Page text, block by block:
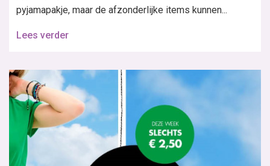
pyjamapakje, maar de afzonderlijke items kunnen...
Lees verder